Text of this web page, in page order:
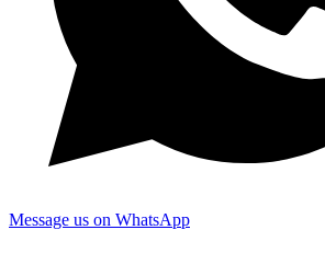
Message us on WhatsApp